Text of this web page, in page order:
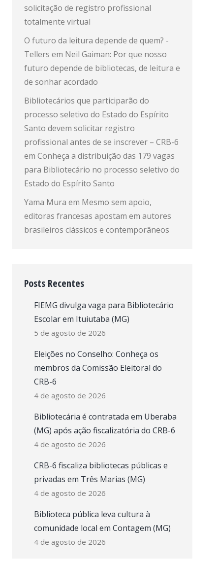
solicitação de registro profissional
totalmente virtual
O futuro da leitura depende de quem? -
Tellers em Neil Gaiman: Por que nosso
futuro depende de bibliotecas, de leitura e
de sonhar acordado
Bibliotecários que participarão do
processo seletivo do Estado do Espírito
Santo devem solicitar registro
profissional antes de se inscrever – CRB-6
em Conheça a distribuição das 179 vagas
para Bibliotecário no processo seletivo do
Estado do Espírito Santo
Yama Mura em Mesmo sem apoio,
editoras francesas apostam em autores
brasileiros clássicos e contemporâneos
Posts Recentes
FIEMG divulga vaga para Bibliotecário
Escolar em Ituiutaba (MG)
5 de agosto de 2026
Eleições no Conselho: Conheça os
membros da Comissão Eleitoral do
CRB-6
4 de agosto de 2026
Bibliotecária é contratada em Uberaba
(MG) após ação fiscalizatória do CRB-6
4 de agosto de 2026
CRB-6 fiscaliza bibliotecas públicas e
privadas em Três Marias (MG)
4 de agosto de 2026
Biblioteca pública leva cultura à
comunidade local em Contagem (MG)
4 de agosto de 2026